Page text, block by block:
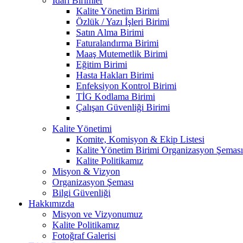
Kalite Yönetim Birimi
Özlük / Yazı İşleri Birimi
Satın Alma Birimi
Faturalandırma Birimi
Maaş Mutemetlik Birimi
Eğitim Birimi
Hasta Hakları Birimi
Enfeksiyon Kontrol Birimi
TİG Kodlama Birimi
Çalışan Güvenliği Birimi
Kalite Yönetimi
Komite, Komisyon & Ekip Listesi
Kalite Yönetim Birimi Organizasyon Şeması
Kalite Politikamız
Misyon & Vizyon
Organizasyon Şeması
Bilgi Güvenliği
Hakkımızda
Misyon ve Vizyonumuz
Kalite Politikamız
Fotoğraf Galerisi